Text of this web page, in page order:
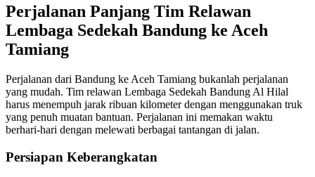
Perjalanan Panjang Tim Relawan
Lembaga Sedekah Bandung ke Aceh
Tamiang
Perjalanan dari Bandung ke Aceh Tamiang bukanlah perjalanan
yang mudah. Tim relawan Lembaga Sedekah Bandung Al Hilal
harus menempuh jarak ribuan kilometer dengan menggunakan truk
yang penuh muatan bantuan. Perjalanan ini memakan waktu
berhari-hari dengan melewati berbagai tantangan di jalan.
Persiapan Keberangkatan